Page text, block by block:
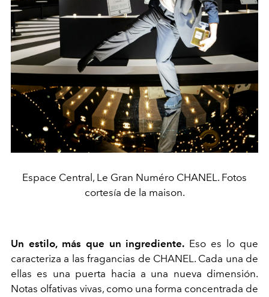
Espace Central, Le Gran Numéro CHANEL. Fotos
cortesía de la maison.
Un estilo, más que un ingrediente. Eso es lo que
caracteriza a las fragancias de CHANEL. Cada una de
ellas es una puerta hacia a una nueva dimensión.
Notas olfativas vivas, como una forma concentrada de